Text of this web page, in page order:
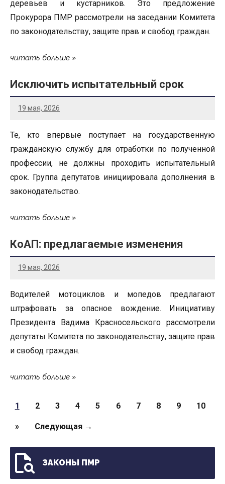
деревьев и кустарников. Это предложение
Прокурора ПМР рассмотрели на заседании Комитета
по законодательству, защите прав и свобод граждан.
читать больше
Исключить испытательный срок
19 мая, 2026
Те, кто впервые поступает на государственную
гражданскую службу для отработки по полученной
профессии, не должны проходить испытательный
срок. Группа депутатов инициировала дополнения в
законодательство.
читать больше
КоАП: предлагаемые изменения
19 мая, 2026
Водителей мотоциклов и мопедов предлагают
штрафовать за опасное вождение. Инициативу
Президента Вадима Красносельского рассмотрели
депутаты Комитета по законодательству, защите прав
и свобод граждан.
читать больше
Страницы
1 2 3 4 5 6 7 8 9 10
» Следующая →
ЗАКОНЫ ПМР